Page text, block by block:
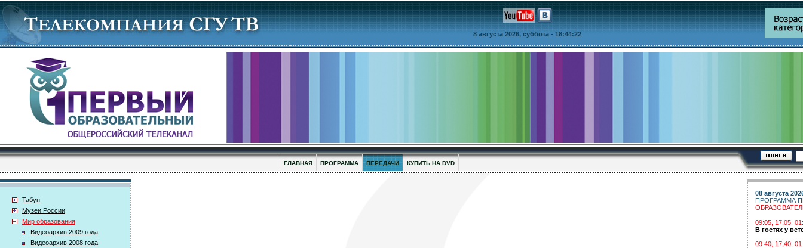
8 августа 2026, суббота - 18:44:22
ГЛАВНАЯ ПРОГРАММА ПЕРЕДАЧИ КУПИТЬ НА DVD
Табун
Музеи России
Мир образования
Видеоархив 2009 года
Видеоархив 2008 года
08 августа
ПРОГРАММА
09:05, 17:05,
В гостях у
09:40, 17:40,